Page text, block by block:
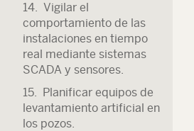
14. Vigilar el
comportamiento de las
instalaciones en tiempo
real mediante sistemas
SCADA y sensores.
15. Planificar equipos de
levantamiento artificial en
los pozos.